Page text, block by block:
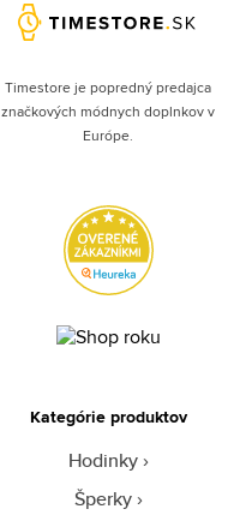
Timestore je popredný predajca
značkových módnych doplnkov v
Európe.
Kategórie produktov
Hodinky
Šperky